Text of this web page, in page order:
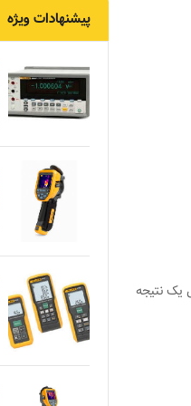
یک نتیجه
پیشنهادات ویژه